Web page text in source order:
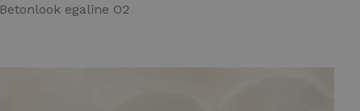
Betonlook egaline O2